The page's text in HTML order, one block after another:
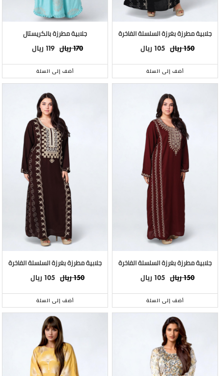
جلابية مطرزة بغرزة السلسلة الفاخرة
ريال150 ريال 105
أضف إلى السلة
جلابية مطرزة بالكريستال
ريال170 ريال 119
أضف إلى السلة
جلابية مطرزة بغرزة السلسلة الفاخرة
ريال150 ريال 105
أضف إلى السلة
جلابية مطرزة بغرزة السلسلة الفاخرة
ريال150 ريال 105
أضف إلى السلة